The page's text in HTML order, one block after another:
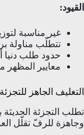
القيود:
غير مناسبة
تتطلّب مناولة
حدود طلب دنيا
معايير المظهر
التغليف الجاهز للتجزئة
تطلب التجزئة
وجاهزة للرفّ تقلّل